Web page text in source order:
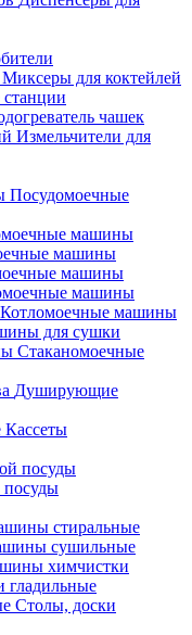
Миксеры для коктейлей
чашек
Измельчители для
Посудомоечные
машины
машины
машины
машины
Котломоечные машины
для сушки
Стаканомоечные
Душирующие
Кассеты
посуды
стиральные
сушильные
химчистки
гладильные
Столы, доски